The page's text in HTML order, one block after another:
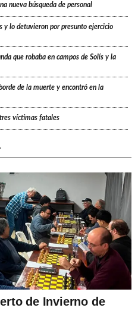
nueva búsqueda de personal
y lo detuvieron por presunto ejercicio
que robaba en campos de Solís y la
de la muerte y encontró en la
víctimas fatales
de Invierno de